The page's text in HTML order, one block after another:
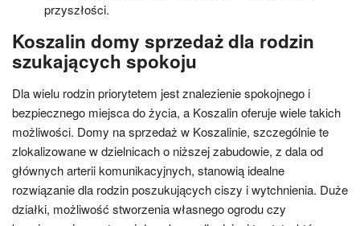
przyszłości.
Koszalin domy sprzedaż dla rodzin
szukających spokoju
Dla wielu rodzin priorytetem jest znalezienie spokojnego i
bezpiecznego miejsca do życia, a Koszalin oferuje wiele takich
możliwości. Domy na sprzedaż w Koszalinie, szczególnie te
zlokalizowane w dzielnicach o niższej zabudowie, z dala od
głównych arterii komunikacyjnych, stanowią idealne
rozwiązanie dla rodzin poszukujących ciszy i wytchnienia. Duże
działki, możliwość stworzenia własnego ogrodu czy